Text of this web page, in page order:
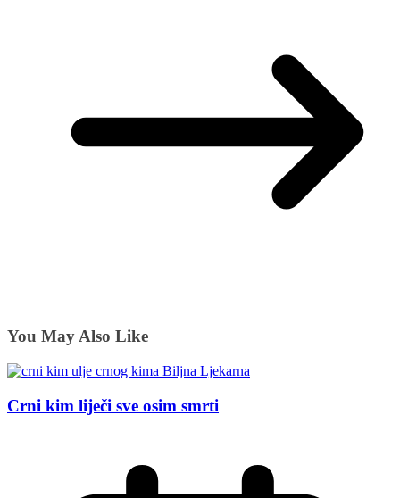
You May Also Like
Crni kim liječi sve osim smrti